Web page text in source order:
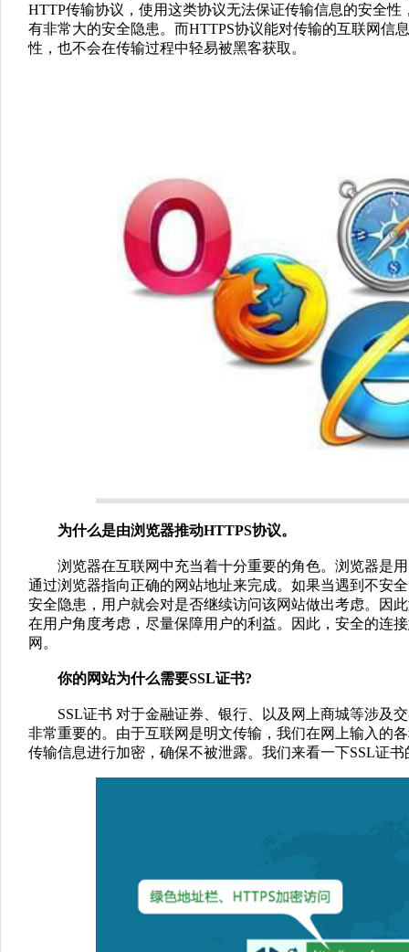
HTTP传输协议，使用这类协议无法保证传输信息的安全
有非常大的安全隐患。而HTTPS协议能对传输的互联网信
性，也不会在传输过程中轻易被黑客获取。
为什么是由浏览器推动HTTPS协议。
浏览器在互联网中充当着十分重要的角色。浏览器是用
通过浏览器指向正确的网站地址来完成。如果当遇到不安
安全隐患，用户就会对是否继续访问该网站做出考虑。因
在用户角度考虑，尽量保障用户的利益。因此，安全的连
网。
你的网站为什么需要SSL证书?
SSL证书 对于金融证券、银行、以及网上商城等涉及
非常重要的。由于互联网是明文传输，我们在网上输入的
传输信息进行加密，确保不被泄露。我们来看一下SSL证